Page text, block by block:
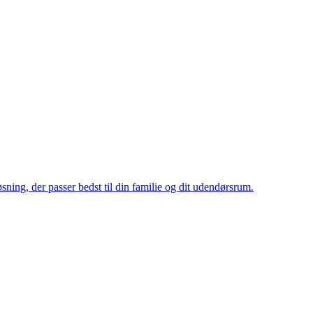
der passer bedst til din familie og dit udendørsrum.